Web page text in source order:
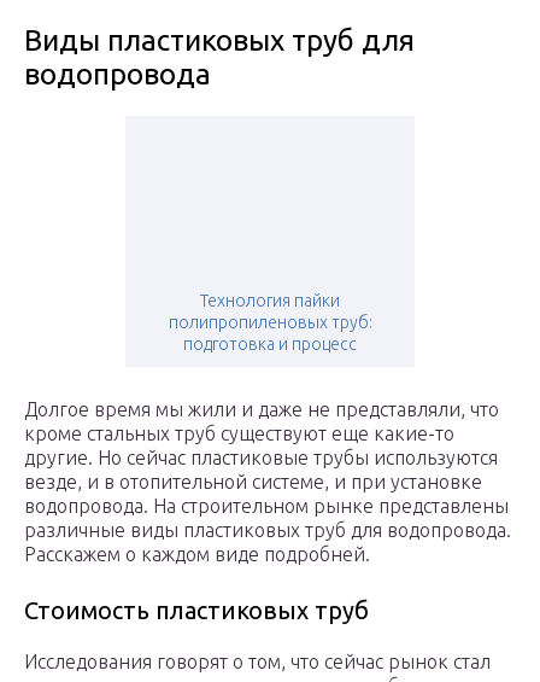
Виды пластиковых труб для
водопровода
Технология пайки
полипропиленовых труб:
подготовка и процесс
Долгое время мы жили и даже не представляли, что
кроме стальных труб существуют еще какие-то
другие. Но сейчас пластиковые трубы используются
везде, и в отопительной системе, и при установке
водопровода. На строительном рынке представлены
различные виды пластиковых труб для водопровода.
Расскажем о каждом виде подробней.
Стоимость пластиковых труб
Исследования говорят о том, что сейчас рынок стал